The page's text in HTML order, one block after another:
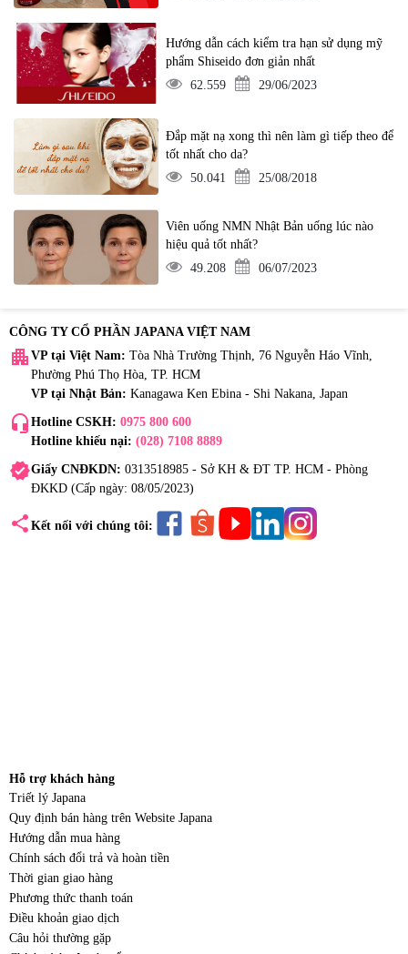
Hướng dẫn cách kiểm tra hạn sử dụng mỹ
phẩm Shiseido đơn giản nhất
62.559
29/06/2023
Đắp mặt nạ xong thì nên làm gì tiếp theo để
tốt nhất cho da?
50.041
25/08/2018
Viên uống NMN Nhật Bản uống lúc nào
hiệu quả tốt nhất?
49.208
06/07/2023
CÔNG TY CỔ PHẦN JAPANA VIỆT NAM
apartment VP tại Việt Nam: Tòa Nhà Trường Thịnh, 76 Nguyễn Háo Vĩnh,
Phường Phú Thọ Hòa, TP. HCM
VP tại Nhật Bản: Kanagawa Ken Ebina - Shi Nakana, Japan
headset_mic Hotline CSKH: 0975 800 600
Hotline khiếu nại: (028) 7108 8889
verifiedGiấy CNĐKDN: 0313518985 - Sở KH & ĐT TP. HCM - Phòng
ĐKKD (Cấp ngày: 08/05/2023)
share Kết nối với chúng tôi:
Hỗ trợ khách hàng
Triết lý Japana
Quy định bán hàng trên Website Japana
Hướng dẫn mua hàng
Chính sách đổi trả và hoàn tiền
Thời gian giao hàng
Phương thức thanh toán
Điều khoản giao dịch
Câu hỏi thường gặp